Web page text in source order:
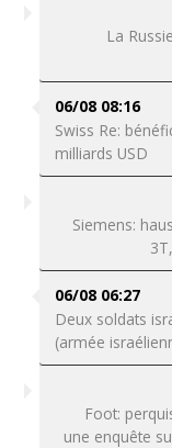
La
06/08 08:16
Swiss Re:
milliards USD
Siemens:
06/08 06:27
Deux soldats
(armée
Foot:
une enquête